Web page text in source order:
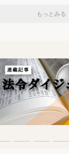
もっとみる